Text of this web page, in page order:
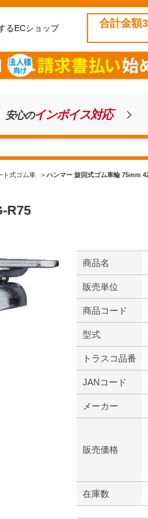
るECショップ 合計金額
安心のインボイス対応
ト式ゴム車 > ハンマー 旋回式ゴム車輪 75mm
R75
商品名
販売単位
商品コード
型式
トラスコ品番
JANコード
メーカー
販売価格
在庫数